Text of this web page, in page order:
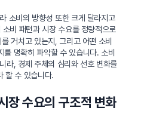
소비의 방향성 또한 크게 달라지고
소비 패턴과 시장 수요를 정량적으로
거치고 있는지, 그리고 어떤 소비
를 명확히 파악할 수 있습니다. 소비
라, 경제 주체의 심리와 선호 변화를
할 수 있습니다.
장 수요의 구조적 변화